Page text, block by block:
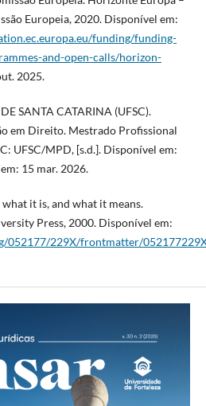
Europeia, 2020. Disponível em:
funding/funding-
and-open-calls/horizon-
2025.
SANTA CATARINA (UFSC).
em Direito. Mestrado Profissional
UFSC/MPD, [s.d.]. Disponível em:
15 mar. 2026.
it is, and what it means.
Press, 2000. Disponível em:
052177/229X/frontmatter/